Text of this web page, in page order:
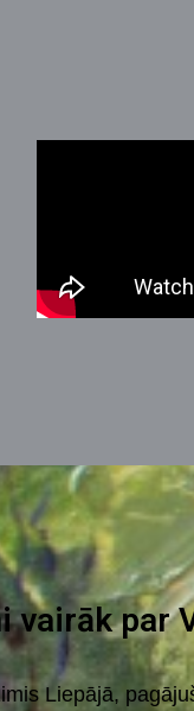
vairāk par
Liepājā,